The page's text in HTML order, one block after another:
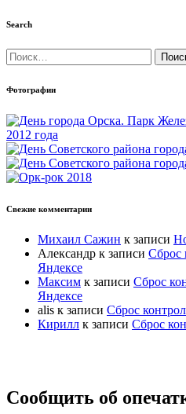
Search
Найти:
Фотографии
Свежие комментарии
Михаил Сажин к записи
Александр к записи Сброс
Яндексе
Максим к записи Сброс
Яндексе
alis к записи Сброс
Кирилл к записи Сброс
Прокрутка
вверх
Сообщить об